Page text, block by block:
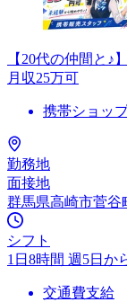
【20代の仲間と
月収25万可
携帯ショッ
勤務地
面接地
群馬県高崎市菅谷
シフト
1日8時間 週5日か
交通費支給